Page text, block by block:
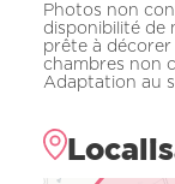
Photos non
disponibilité de
prête à décorer
chambres non
Adaptation au